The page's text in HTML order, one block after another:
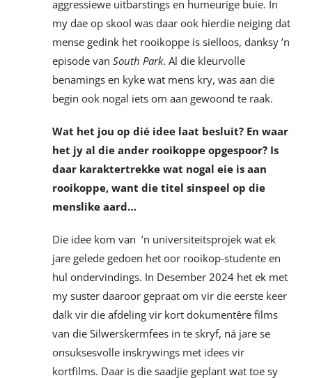
aggressiewe uitbarstings en humeurige buie. In
my dae op skool was daar ook hierdie neiging dat
mense gedink het rooikoppe is sielloos, danksy ’n
episode van South Park. Al die kleurvolle
benamings en kyke wat mens kry, was aan die
begin ook nogal iets om aan gewoond te raak.
Wat het jou op dié idee laat besluit? En waar
het jy al die ander rooikoppe opgespoor? Is
daar karaktertrekke wat nogal eie is aan
rooikoppe, want die titel sinspeel op die
menslike aard…
Die idee kom van ’n universiteitsprojek wat ek
jare gelede gedoen het oor rooikop-studente en
hul ondervindings. In Desember 2024 het ek met
my suster daaroor gepraat om vir die eerste keer
dalk vir die afdeling vir kort dokumentêre films
van die Silwerskermfees in te skryf, ná jare se
onsuksesvolle inskrywings met idees vir
kortfilms. Daar is die saadjie geplant wat toe sy